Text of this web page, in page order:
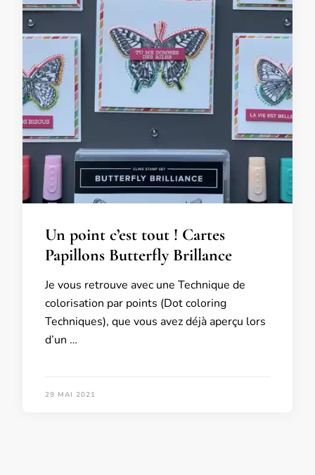
Un point c’est tout ! Cartes
Papillons Butterfly Brillance
Je vous retrouve avec une Technique de
colorisation par points (Dot coloring
Techniques), que vous avez déjà aperçu lors
d’un …
29 MAI 2021